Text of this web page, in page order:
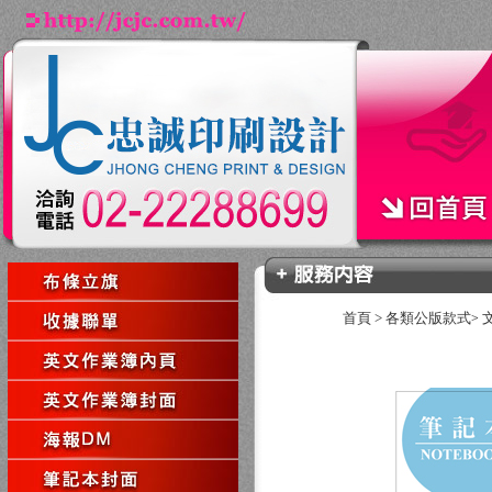
首頁 >各類公版款式>